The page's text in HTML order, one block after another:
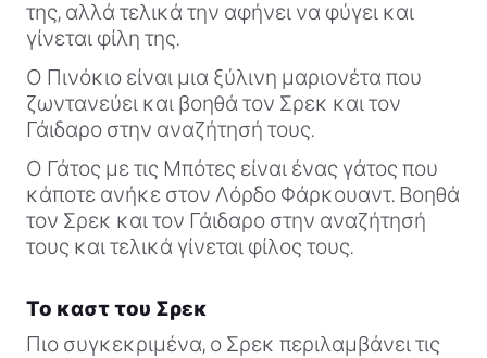
της, αλλά τελικά την αφήνει να φύγει και
γίνεται φίλη της.
Ο Πινόκιο είναι μια ξύλινη μαριονέτα που
ζωντανεύει και βοηθά τον Σρεκ και τον
Γάιδαρο στην αναζήτησή τους.
Ο Γάτος με τις Μπότες είναι ένας γάτος που
κάποτε ανήκε στον Λόρδο Φάρκουαντ. Βοηθά
τον Σρεκ και τον Γάιδαρο στην αναζήτησή
τους και τελικά γίνεται φίλος τους.
Το καστ του Σρεκ
Πιο συγκεκριμένα, ο Σρεκ περιλαμβάνει τις